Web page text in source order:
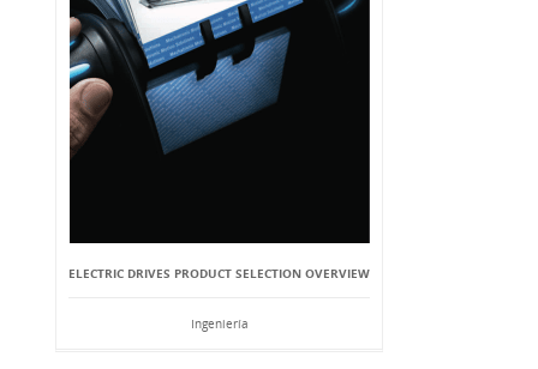
ELECTRIC DRIVES PRODUCT SELECTION OVERVIEW
Ingeniería